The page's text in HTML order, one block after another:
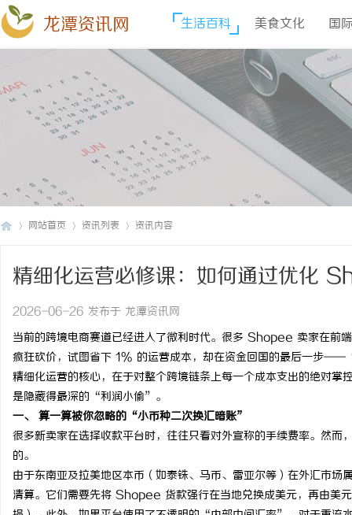
龙潭资讯网 生活百科 美食文化 国
网站首页 资讯列表 资讯内容
精细化运营必修课：如何通过优化
分利润？
2026-06-26 发布于 龙潭资讯网
当前的跨境电商赛道已经进入了微利时代。很多 Shopee 卖家在前
疯狂砍价，试图省下 1% 的运营成本，却在资金回国的最后一步
精细化运营的核心，在于对整个跨境链条上每一个成本支出的绝对掌
是隐藏得最深的“利润小偷”。
一、 算一算被你忽略的“小币种二次换汇暗账”
很多新卖家在选择收款平台时，往往只看对外宣称的手续费率。然
的。
由于东南亚及拉美地区本币（如泰铢、马币、雷亚尔等）在外汇市
清算。它们需要先将 Shopee 货款强行在当地兑换成美元，再由美